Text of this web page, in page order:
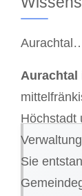
Aurachtal
Höchstadt
Sie